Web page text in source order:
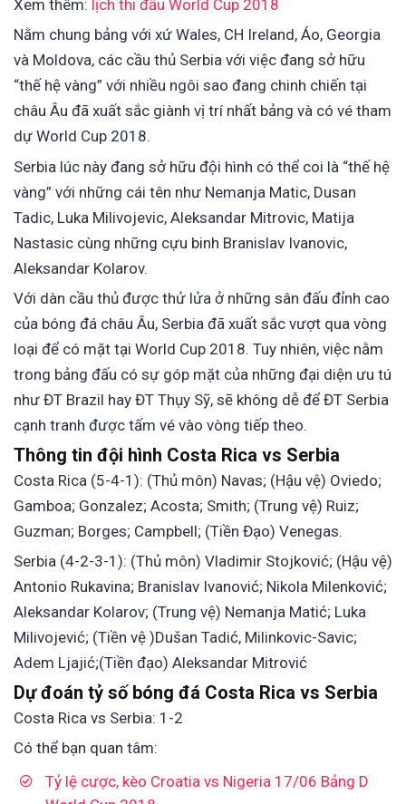
Xem thêm: lịch thi đấu World Cup 2018
Nằm chung bảng với xứ Wales, CH Ireland, Áo, Georgia
và Moldova, các cầu thủ Serbia với việc đang sở hữu
“thế hệ vàng” với nhiều ngôi sao đang chinh chiến tại
châu Âu đã xuất sắc giành vị trí nhất bảng và có vé tham
dự World Cup 2018.
Serbia lúc này đang sở hữu đội hình có thể coi là “thế hệ
vàng” với những cái tên như Nemanja Matic, Dusan
Tadic, Luka Milivojevic, Aleksandar Mitrovic, Matija
Nastasic cùng những cựu binh Branislav Ivanovic,
Aleksandar Kolarov.
Với dàn cầu thủ được thử lửa ở những sân đấu đỉnh cao
của bóng đá châu Âu, Serbia đã xuất sắc vượt qua vòng
loại để có mặt tại World Cup 2018. Tuy nhiên, việc nằm
trong bảng đấu có sự góp mặt của những đại diện ưu tú
như ĐT Brazil hay ĐT Thụy Sỹ, sẽ không dễ để ĐT Serbia
cạnh tranh được tấm vé vào vòng tiếp theo.
Thông tin đội hình Costa Rica vs Serbia
Costa Rica (5-4-1): (Thủ môn) Navas; (Hậu vệ) Oviedo;
Gamboa; Gonzalez; Acosta; Smith; (Trung vệ) Ruiz;
Guzman; Borges; Campbell; (Tiền Đạo) Venegas.
Serbia (4-2-3-1): (Thủ môn) Vladimir Stojković; (Hậu vệ)
Antonio Rukavina; Branislav Ivanović; Nikola Milenković;
Aleksandar Kolarov; (Trung vệ) Nemanja Matić; Luka
Milivojević; (Tiền vệ )Dušan Tadić, Milinkovic-Savic;
Adem Ljajić;(Tiền đạo) Aleksandar Mitrović
Dự đoán tỷ số bóng đá Costa Rica vs Serbia
Costa Rica vs Serbia: 1-2
Có thể bạn quan tâm:
Tỷ lệ cược, kèo Croatia vs Nigeria 17/06 Bảng D